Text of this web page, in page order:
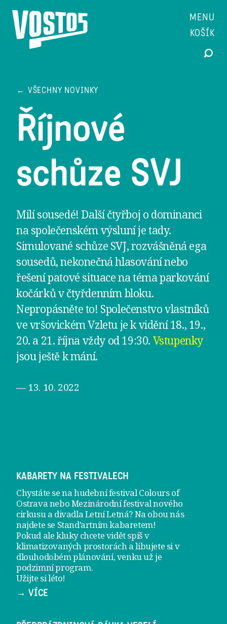
MENU
KOŠÍK
← VŠECHNY NOVINKY
Říjnové
schůze SVJ
Milí sousedé! Další čtyřboj o dominanci
na společenském výsluní je tady.
Simulované schůze SVJ, rozvášněná ega
sousedů, nekonečná hlasování nebo
řešení patové situace na téma parkování
kočárků v čtyřdenním bloku.
Nepropásněte to! Společenstvo vlastníků
ve vršovickém Vzletu je k vidění 18., 19.,
20. a 21. října vždy od 19:30. Vstupenky
jsou ještě k mání.
— 13. 10. 2022
KABARETY NA FESTIVALECH
Chystáte se na hudební festival Colours of
Ostrava nebo Mezinárodní festival nového
cirkusu a divadla Letní Letná? Na obou nás
najdete se Stand’artním kabaretem!
Pokud ale kluky chcete vidět spíš v
klimatizovaných prostorách a libujete si v
dlouhodobém plánování, venku už je
podzimní program.
Užijte si léto!
→ VÍCE